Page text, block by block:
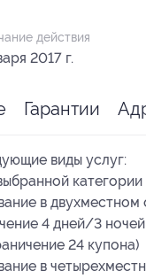
действия
2017 г.
Гарантии
виды услуг:
в
4 дней/3
24 купона)
в